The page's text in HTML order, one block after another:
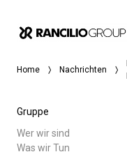
Home Nachrichten
Gruppe
Wer wir sind
Was wir Tun